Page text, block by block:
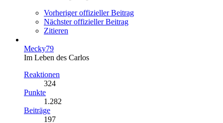
Vorheriger offizieller Beitrag
Nächster offizieller Beitrag
Zitieren
Mecky79
Im Leben des Carlos
Reaktionen
324
Punkte
1.282
Beiträge
197